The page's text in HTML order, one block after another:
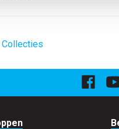
Collecties